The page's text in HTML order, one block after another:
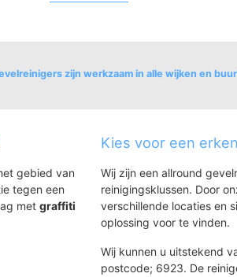
zijn werkzaam in alle wijken en
gebied van
tegen een
metgraffiti
Kies voor een
Wij zijn een allround
reinigingsklussen. Door
verschillende locaties en
oplossing voor te vinden.
Wij kunnen u uitstekend
postcode; 6923. De